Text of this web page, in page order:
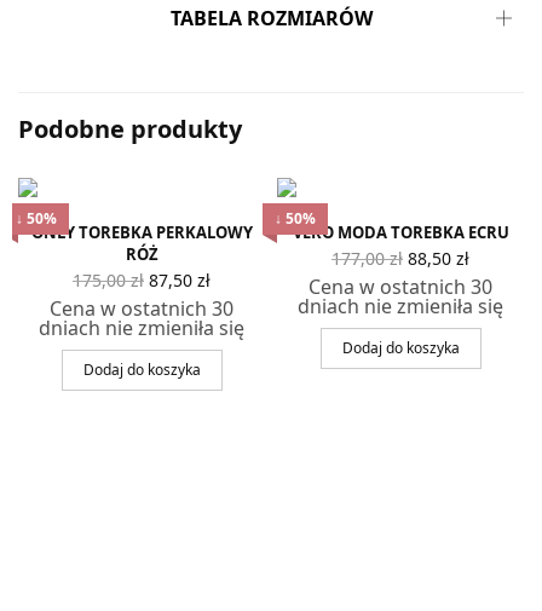
TABELA ROZMIARÓW
Podobne produkty
↓ 50%
ONLY TOREBKA PERKALOWY
RÓŻ
175,00zł Pierwotna
cena
wynosiła:
175,00 zł.
87,50 złAktualna
cena
wynosi:
87,50 zł.
Cena w ostatnich 30
dniach nie zmieniła się
Dodaj do koszyka
↓ 50%
VERO MODA TOREBKA ECRU
177,00zł Pierwotna
cena
wynosiła:
177,00 zł.
88,50 zł
cena
wynosi:
88,50
Cena w ostatnich 30
dniach nie zmieniła się
Dodaj do koszyka